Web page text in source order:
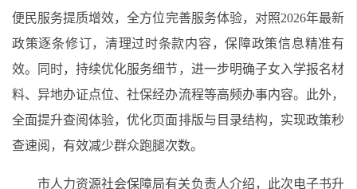
便民服务提质增效，全方位完善服务体验，对照2026年最新
政策逐条修订，清理过时条款内容，保障政策信息精准有
效。同时，持续优化服务细节，进一步明确子女入学报名材
料、异地办证点位、社保经办流程等高频办事内容。此外，
全面提升查阅体验，优化页面排版与目录结构，实现政策秒
查速阅，有效减少群众跑腿次数。
市人力资源社会保障局有关负责人介绍，此次电子书升